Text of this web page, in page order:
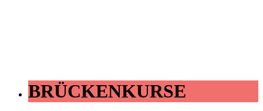
BRÜCKENKURSE